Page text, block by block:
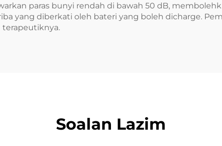
paras bunyi rendah di bawah 50 dB,
yang diberkati oleh bateri yang boleh dicharge.
terapeutiknya.
Soalan Lazim